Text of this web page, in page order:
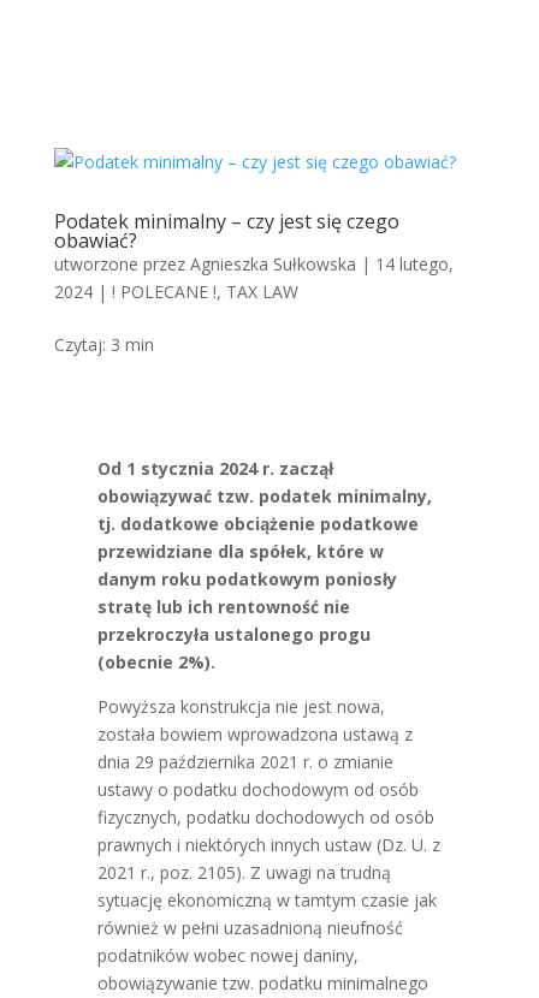
Podatek minimalny – czy jest się czego
obawiać?
utworzone przez Agnieszka Sułkowska | 14 lutego,
2024| ! POLECANE !, TAX LAW
Czytaj: 3 min
Od 1 stycznia 2024 r. zaczął
obowiązywać tzw. podatek minimalny,
tj. dodatkowe obciążenie podatkowe
przewidziane dla spółek, które w
danym roku podatkowym poniosły
stratę lub ich rentowność nie
przekroczyła ustalonego progu
(obecnie 2%).
Powyższa konstrukcja nie jest nowa,
została bowiem wprowadzona ustawą z
dnia 29 października 2021 r. o zmianie
ustawy o podatku dochodowym od osób
fizycznych, podatku dochodowych od osób
prawnych i niektórych innych ustaw (Dz. U. z
2021 r., poz. 2105). Z uwagi na trudną
sytuację ekonomiczną w tamtym czasie jak
również w pełni uzasadnioną nieufność
podatników wobec nowej daniny,
obowiązywanie tzw. podatku minimalnego